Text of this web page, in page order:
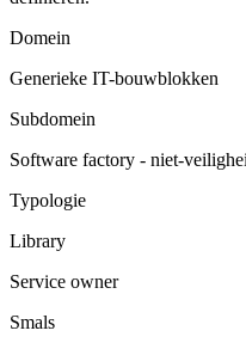
Domein
Generieke IT-bouwblokken
Subdomein
Software factory - niet-
Typologie
Library
Service owner
Smals